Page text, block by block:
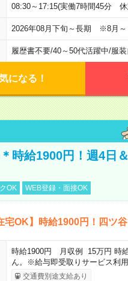
08:30～17:15(実働7時間45分 休
2026年08月下旬～長期 ※8月～
履歴書不要/40～50代活躍中/服装
になる！
時給1900円！週4日
OK WEB登録・面接OK
宅OK】時給1900円！四ツ
時給1900円 月収例 15万円 時
ん。※給与即受取りサービス利用
交通費別途支給あり